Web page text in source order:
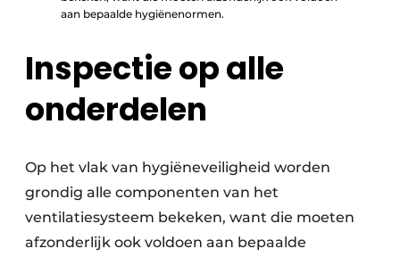
aan bepaalde hygiënenormen.
Inspectie op alle
onderdelen
Op het vlak van hygiëneveiligheid worden
grondig alle componenten van het
ventilatiesysteem bekeken, want die moeten
afzonderlijk ook voldoen aan bepaalde